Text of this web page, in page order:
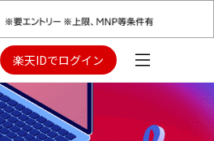
楽天IDでログイン